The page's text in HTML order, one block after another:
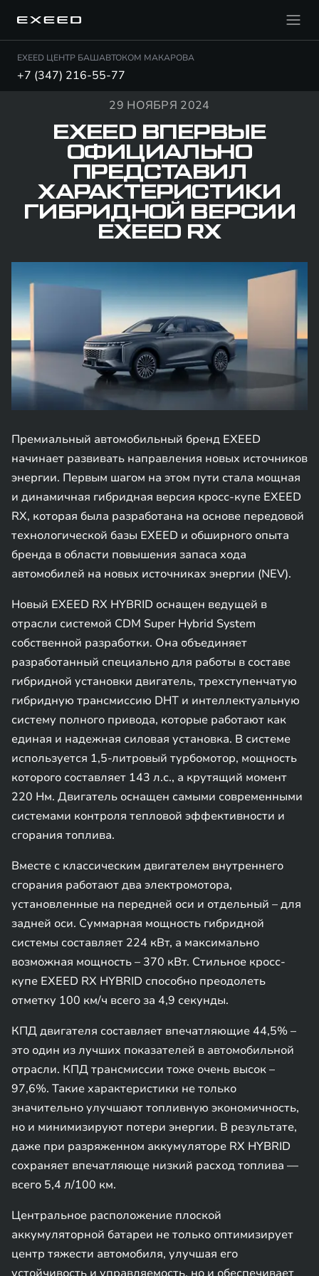
EXEED ЦЕНТР БАШАВТОКОМ МАКАРОВА
+7 (347) 216-55-77
29 НОЯБРЯ 2024
EXEED ВПЕРВЫЕ
ОФИЦИАЛЬНО
ПРЕДСТАВИЛ
ХАРАКТЕРИСТИКИ
ГИБРИДНОЙ ВЕРСИИ
EXEED RX
Премиальный автомобильный бренд EXEED
начинает развивать направления новых источников
энергии. Первым шагом на этом пути стала мощная
и динамичная гибридная версия кросс-купе EXEED
RX, которая была разработана на основе передовой
технологической базы EXEED и обширного опыта
бренда в области повышения запаса хода
автомобилей на новых источниках энергии (NEV).
Новый EXEED RX HYBRID оснащен ведущей в
отрасли системой CDM Super Hybrid System
собственной разработки. Она объединяет
разработанный специально для работы в составе
гибридной установки двигатель, трехступенчатую
гибридную трансмиссию DHT и интеллектуальную
систему полного привода, которые работают как
единая и надежная силовая установка. В системе
используется 1,5-литровый турбомотор, мощность
которого составляет 143 л.с., а крутящий момент
220 Нм. Двигатель оснащен самыми современными
системами контроля тепловой эффективности и
сгорания топлива.
Вместе с классическим двигателем внутреннего
сгорания работают два электромотора,
установленные на передней оси и отдельный – для
задней оси. Суммарная мощность гибридной
системы составляет 224 кВт, а максимально
возможная мощность – 370 кВт. Стильное кросс-
купе EXEED RX HYBRID способно преодолеть
отметку 100 км/ч всего за 4,9 секунды.
КПД двигателя составляет впечатляющие 44,5% –
это один из лучших показателей в автомобильной
отрасли. КПД трансмиссии тоже очень высок –
97,6%. Такие характеристики не только
значительно улучшают топливную экономичность,
но и минимизируют потери энергии. В результате,
даже при разряженном аккумуляторе RX HYBRID
сохраняет впечатляюще низкий расход топлива —
всего 5,4 л/100 км.
Центральное расположение плоской
аккумуляторной батареи не только оптимизирует
центр тяжести автомобиля, улучшая его